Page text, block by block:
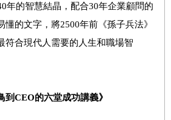
的智慧結晶，配合30年企業顧問的
懂的文字，將2500年前《孫子兵法》
符合現代人需要的人生和職場智
到CEO的六堂成功講義》